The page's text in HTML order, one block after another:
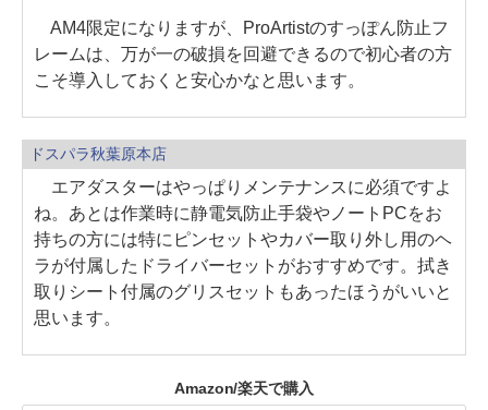
AM4限定になりますが、ProArtistのすっぽん防止フ
レームは、万が一の破損を回避できるので初心者の方
こそ導入しておくと安心かなと思います。
ドスパラ秋葉原本店
エアダスターはやっぱりメンテナンスに必須ですよ
ね。あとは作業時に静電気防止手袋やノートPCをお
持ちの方には特にピンセットやカバー取り外し用のヘ
ラが付属したドライバーセットがおすすめです。拭き
取りシート付属のグリスセットもあったほうがいいと
思います。
Amazon/楽天で購入